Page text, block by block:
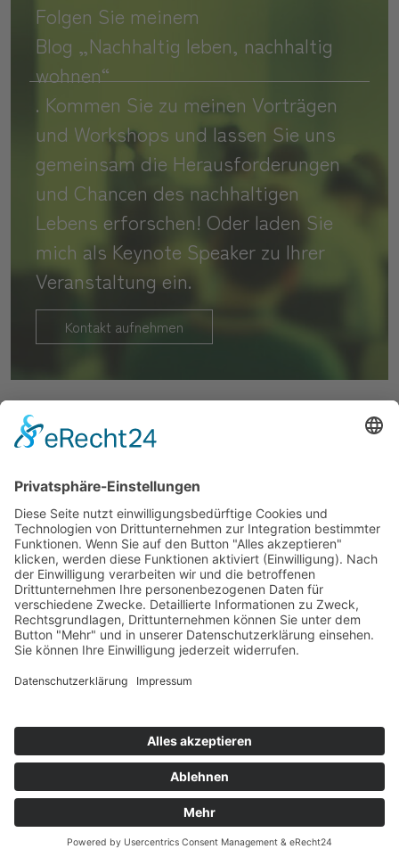
Folgen Sie meinem
Blog „Nachhaltig leben, nachhaltig
wohnen“
. Kommen Sie zu meinen Vorträgen
und Workshops und lassen Sie uns
gemeinsam die Herausforderungen
und Chancen des nachhaltigen
Lebens erforschen! Oder laden Sie
mich als Keynote Speaker zu Ihrer
Veranstaltung ein.
Kontakt aufnehmen
Cookie-Einst.
Impressum
Datenschutz
© 2022–2025 – Tobias Stahl, Keynote Speaker – bezahlbare,
nachhaltige Gebäude